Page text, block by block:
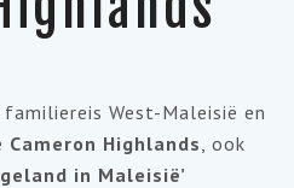
West-Maleisië en
Cameron Highlands , ook
in Maleisië’